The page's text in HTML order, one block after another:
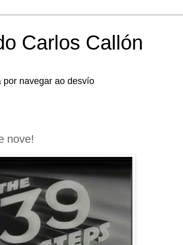
Carlos Callón
por navegar ao desvío
nove!